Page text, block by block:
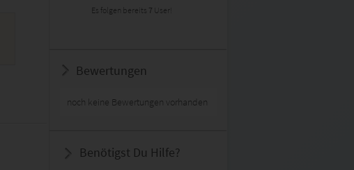
Es folgen bereits 7 User!
Bewertungen
noch keine Bewertungen vorhanden
Benötigst Du Hilfe?